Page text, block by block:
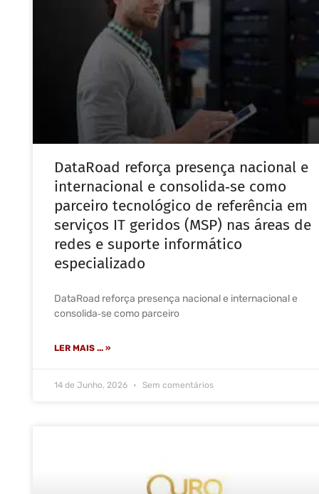
DataRoad reforça presença nacional e
internacional e consolida‑se como
parceiro tecnológico de referência em
serviços IT geridos (MSP) nas áreas de
redes e suporte informático
especializado
DataRoad reforça presença nacional e internacional e
consolida‑se como parceiro
LER MAIS ... »
14 de Junho, 2026 Sem comentários